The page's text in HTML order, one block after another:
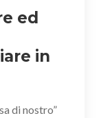
ed
in
di nostro”